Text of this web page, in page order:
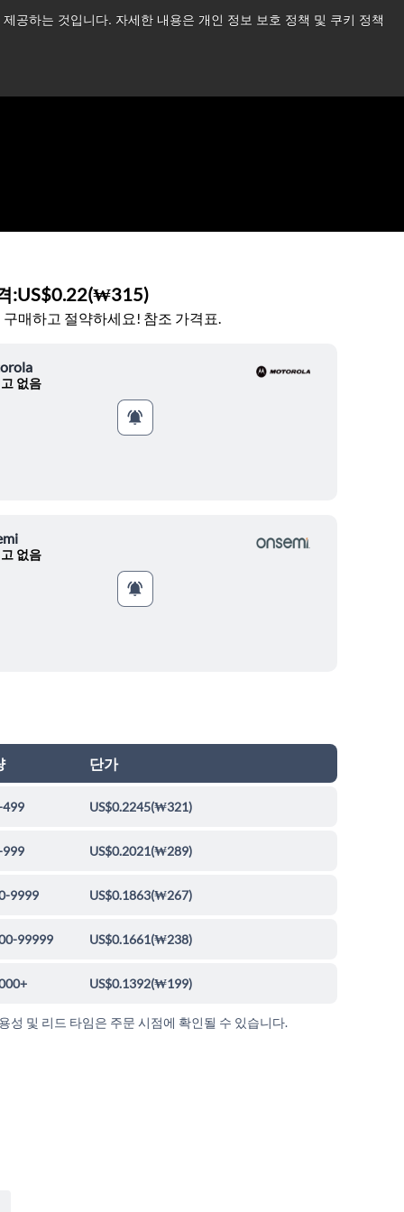
공하는 것입니다. 자세한 내용은 개인 정보 보호 정책 및 쿠키 정책
니다. 더 읽어보기 →
:US$0.22(₩315)
구매하고 절약하세요! 참조 가격표.
없음
없음
단가
US$0.2245(₩321)
US$0.2021(₩289)
9999 US$0.1863(₩267)
99999 US$0.1661(₩238)
US$0.1392(₩199)
성 및 리드 타임은 주문 시점에 확인될 수 있습니다.